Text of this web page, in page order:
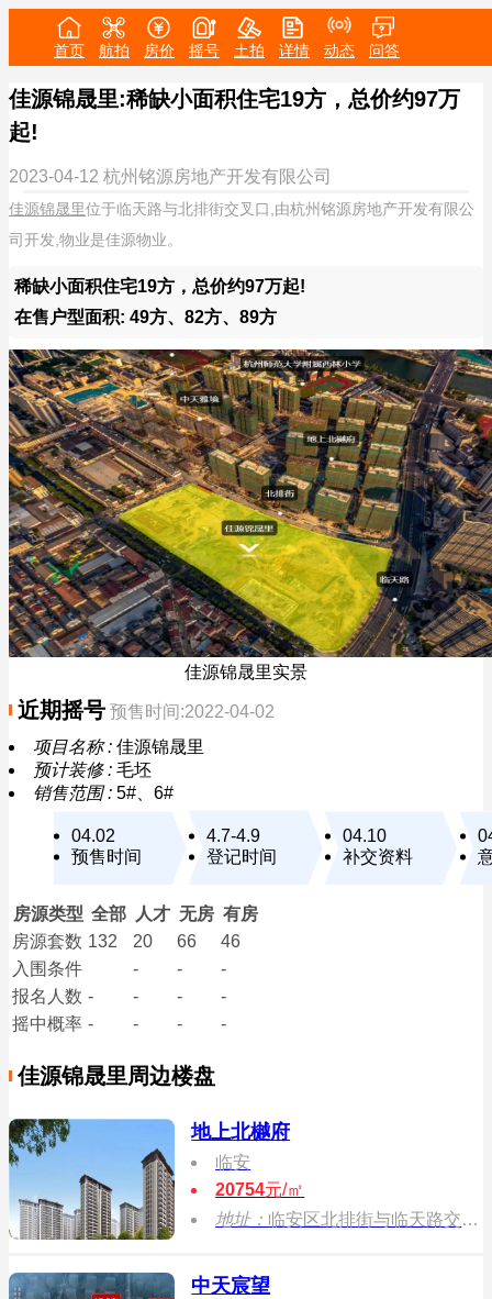
首页 航拍 房价 摇号 土拍 详情 动态 问答
佳源锦晟里:稀缺小面积住宅19方，总价约97万
起!
2023-04-12 杭州铭源房地产开发有限公司
佳源锦晟里位于临天路与北排街交叉口,由杭州铭源房地产开发有限公
司开发,物业是佳源物业。
稀缺小面积住宅19方，总价约97万起!
在售户型面积: 49方、82方、89方
佳源锦晟里实景
近期摇号 预售时间:2022-04-02
项目名称 : 佳源锦晟里
预计装修 : 毛坯
销售范围 : 5#、6#
04.02
预售时间
4.7-4.9
登记时间
04.10
补交资料
房源类型 全部 人才 无房 有房
房源套数 132 20 66
46
入围条件
- -
-
报名 人数 - - -
-
摇中概率 - - - -
佳源锦晟里周边楼盘
地上北樾府
临安
20754元/㎡
地址： 临安区北排街与临天路交叉口
中天宸望